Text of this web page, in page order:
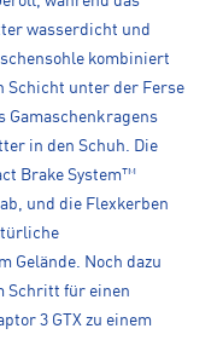
wasserdicht und
kombiniert
Schicht unter der Ferse
Gamaschenkragens
in den Schuh. Die
Brake System™
und die Flexkerben
Gelände. Noch dazu
Schritt für einen
3 GTX zu einem